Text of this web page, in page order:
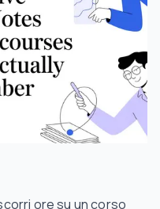
ore su un corso